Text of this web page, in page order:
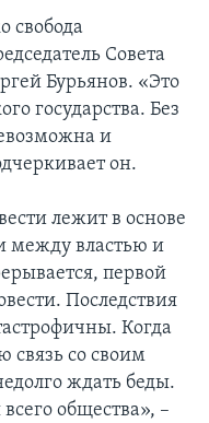
свобода
Совета
Бурьянов. «Это
государства. Без
и
он.
лежит в основе
между властью и
первой
Последствия
Когда
связь со своим
ждать беды.
общества», –